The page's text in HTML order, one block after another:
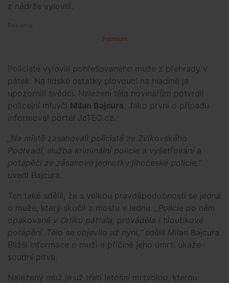
z nádrže vylovili.
Premium
Policisté vylovili pohřešovaného muže z přehrady v
pátek. Na lidské ostatky plovoucí na hladině je
upozornili svědci. Nalezení těla novinářům potvrdil
policejní mluvčí Milan Bajcura. Jako první o případu
informoval portál JcTED.cz.
„Na místě zasahovali policisté ze Zvíkovského
Podhradí, služba kriminální policie a vyšetřování a
potápěči ze zásahové jednotky jihočeské policie,“
uvedl Bajcura.
Ten také sdělil, že s velkou pravděpodobností se jedná
o muže, který skočil z mostu v lednu.
„Policie po něm
opakovaně v Orlíku pátrala, prováděla i hloubkové
potápění. Tělo se objevilo až nyní,“ sdělil Milan Bajcura.
Bližší informace o muži a příčině jeho úmrtí ukáže
soudní pitva.
Nalezený muž je už třetí letošní mrtvolou, kterou